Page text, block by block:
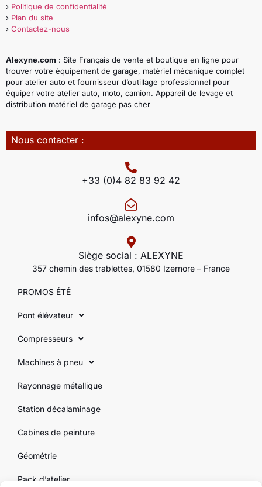
› Politique de confidentialité
› Plan du site
› Contactez-nous
Alexyne.com : Site Français de vente et boutique en ligne pour
trouver votre équipement de garage, matériel mécanique complet
pour atelier auto et fournisseur d’outillage professionnel pour
équiper votre atelier auto, moto, camion. Appareil de levage et
distribution matériel de garage pas cher
Nous contacter :
+33 (0)4 82 83 92 42
infos@alexyne.com
Siège social : ALEXYNE
357 chemin des trablettes, 01580 Izernore – France
PROMOS ÉTÉ
Pont élévateur
Compresseurs
Machines à pneu
Rayonnage métallique
Station décalaminage
Cabines de peinture
Géométrie
Pack d’atelier